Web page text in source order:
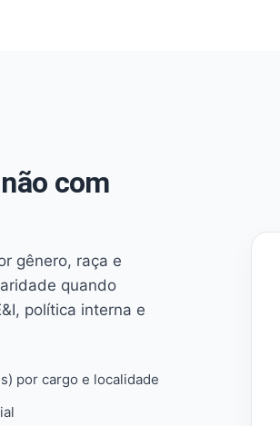
com
gênero, raça e
quando
política interna e
por cargo e localidade